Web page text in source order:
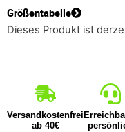
Größentabelle
Dieses Produkt ist
Versandkostenfrei
ab 40€